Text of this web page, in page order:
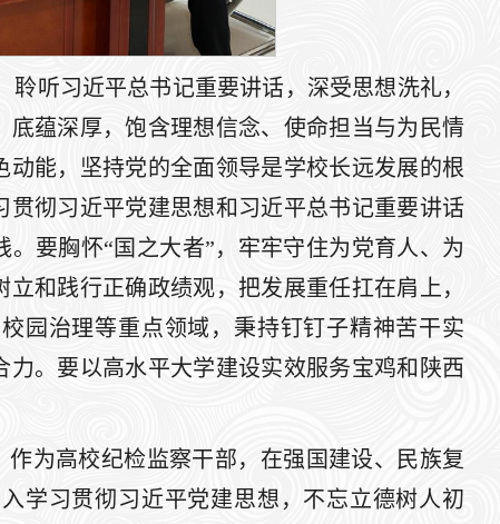
听习近平总书记重要讲话，深受思想洗礼，
蕴深厚，饱含理想信念、使命担当与为民情
能，坚持党的全面领导是学校长远发展的根
彻习近平党建思想和习近平总书记重要讲话
要胸怀“国之大者”，牢牢守住为党育人、为
和践行正确政绩观，把发展重任扛在肩上，
园治理等重点领域，秉持钉钉子精神苦干实
。要以高水平大学建设实效服务宝鸡和陕西
为高校纪检监察干部，在强国建设、民族复
学习贯彻习近平党建思想，不忘立德树人初